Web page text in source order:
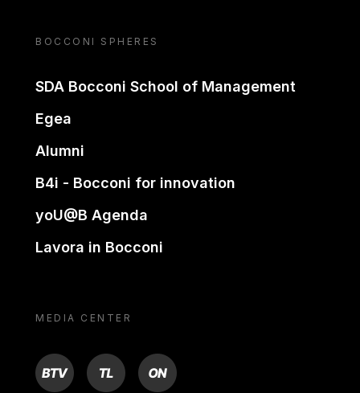
BOCCONI SPHERES
SDA Bocconi School of Management
Egea
Alumni
B4i - Bocconi for innovation
yoU@B Agenda
Lavora in Bocconi
MEDIA CENTER
BTV TL ON